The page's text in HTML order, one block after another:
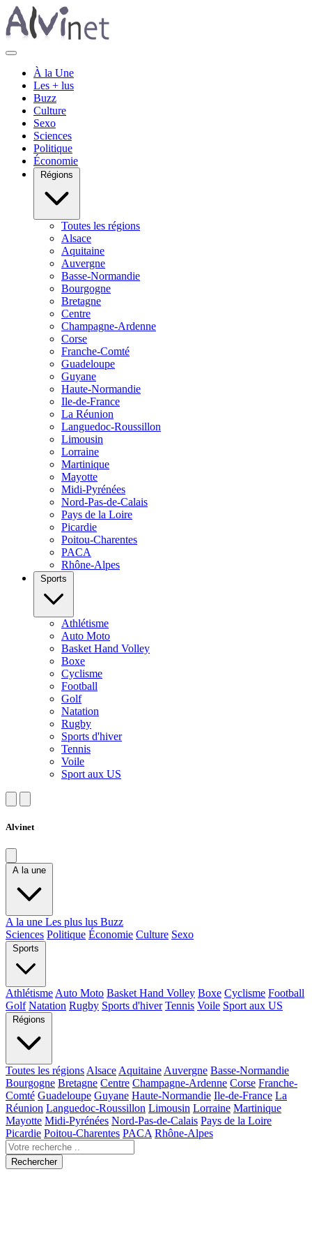
À la Une
Les + lus
Buzz
Culture
Sexo
Sciences
Politique
Économie
Régions
Toutes les régions
Alsace
Aquitaine
Auvergne
Basse-Normandie
Bourgogne
Bretagne
Centre
Champagne-Ardenne
Corse
Franche-Comté
Guadeloupe
Guyane
Haute-Normandie
Ile-de-France
La Réunion
Languedoc-Roussillon
Limousin
Lorraine
Martinique
Mayotte
Midi-Pyrénées
Nord-Pas-de-Calais
Pays de la Loire
Picardie
Poitou-Charentes
PACA
Rhône-Alpes
Sports
Athlétisme
Auto Moto
Basket Hand Volley
Boxe
Cyclisme
Football
Golf
Natation
Rugby
Sports d'hiver
Tennis
Voile
Sport aux US
Alvinet
A la une
A la une Les plus lus Buzz
Sciences Politique Économie Culture Sexo
Sports
Athlétisme Auto Moto Basket Hand Volley Boxe Cyclisme Football
Golf Natation Rugby Sports d'hiver Tennis Voile Sport aux US
Régions
Toutes les régions Alsace Aquitaine Auvergne Basse-Normandie
Bourgogne Bretagne Centre Champagne-Ardenne Corse Franche-
Comté Guadeloupe Guyane Haute-Normandie Ile-de-France La
Réunion Languedoc-Roussillon Limousin Lorraine Martinique
Mayotte Midi-Pyrénées Nord-Pas-de-Calais Pays de la Loire
Picardie Poitou-Charentes PACA Rhône-Alpes
Rechercher